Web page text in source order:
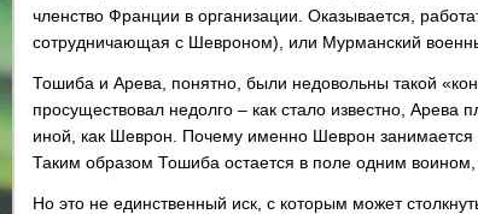
членство Франции в организации. Оказывается,
сотрудничающая с Шевроном), или Мурманский
Тошиба и Арева, понятно, были недовольны такой
просуществовал недолго – как стало известно, Арева
иной, как Шеврон. Почему именно Шеврон
Таким образом Тошиба остается в поле одним воином,
Но это не единственный иск, с которым может